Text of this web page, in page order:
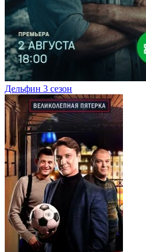
Дельфин 3 сезон